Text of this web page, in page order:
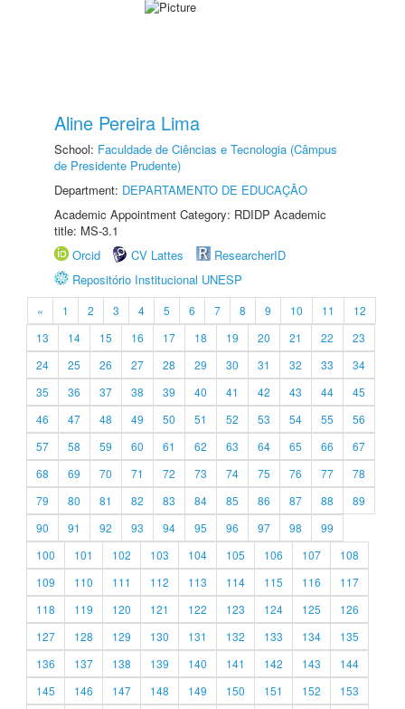
Aline Pereira Lima
School: Faculdade de Ciências e Tecnologia (Câmpus
de Presidente Prudente)
Department: DEPARTAMENTO DE EDUCAÇÃO
Academic Appointment Category: RDIDP Academic
title: MS-3.1
Orcid
CV Lattes
ResearcherID
Repositório Institucional UNESP
« 1 2 3 4 5 6 7 8 9 10 11
12
13
14 15 16 17 18 19 20 21 22
23
24
25 26 27 28 29 30 31 32 33
34
35
36 37 38 39 40 41 42 43 44
45
46
47 48 49 50 51 52 53 54 55
56
57
58 59 60 61 62 63 64 65 66
67
68
69 70 71 72 73 74 75 76 77
78
79
80 81 82 83 84 85 86 87 88
89
90
91 92 93 94 95 96 97 98
99
100
101 102 103 104 105 106 107
108
109
110 111 112 113 114 115 116
117
118
119 120 121 122 123 124 125
126
127
128 129 130 131 132 133 134
135
136
137 138 139 140 141 142 143
144
145
146 147 148 149 150 151 152
153